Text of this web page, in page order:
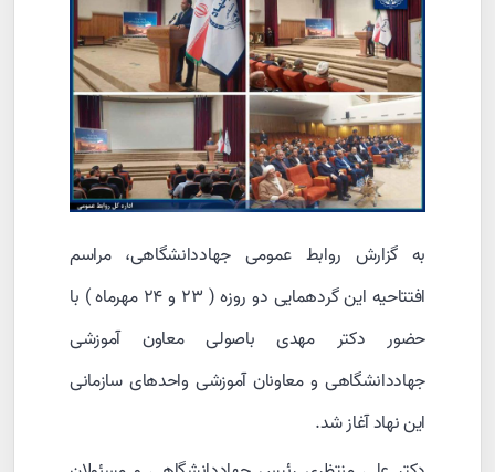
به گزارش روابط ‌عمومی جهاددانشگاهی، مراسم
افتتاحیه این گردهمایی دو روزه ( ۲۳ و ۲۴ مهرماه ) با
حضور دکتر مهدی باصولی معاون آموزشی
جهاددانشگاهی و معاونان آموزشی واحدهای سازمانی
این نهاد آغاز شد.